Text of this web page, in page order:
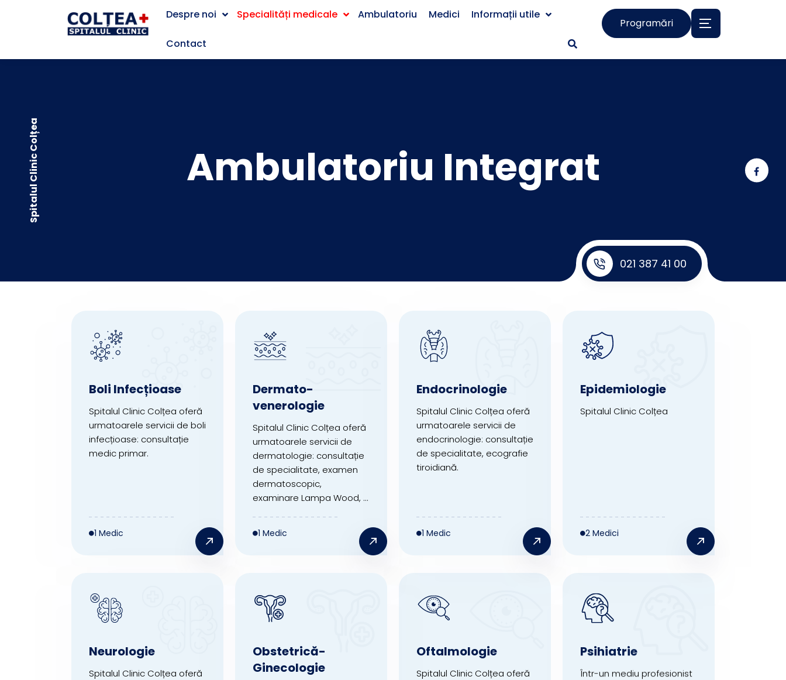
Despre noi Specialități medicale Ambulatoriu Medici Informații utile
Contact
Programări
Ambulatoriu Integrat
021 387 41 00
Spitalul Clinic Colțea
Boli Infecțioase
Spitalul Clinic Colțea oferă
urmatoarele servicii de boli
infecțioase: consultație
medic primar.
1 Medic
Dermato-
venerologie
Spitalul Clinic Colțea oferă
urmatoarele servicii de
dermatologie: consultație
de specialitate, examen
dermatoscopic,
examinare Lampa Wood, ...
1 Medic
Endocrinologie
Spitalul Clinic Colțea oferă
urmatoarele servicii de
endocrinologie: consultație
de specialitate, ecografie
tiroidiană.
1 Medic
Epidemiologie
Spitalul Clinic Colțea
2 Medici
Neurologie
Spitalul Clinic Colțea oferă
Obstetrică-
Ginecologie
Oftalmologie
Spitalul Clinic Colțea oferă
Psihiatrie
Într-un mediu profesionist